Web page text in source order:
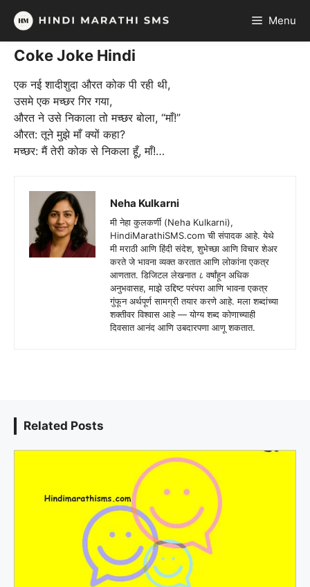
Skip
content
Menu
Coke Joke Hindi
​एक नई शादीशुदा औरत कोक पी रही थी,
उसमे एक मच्छर गिर गया,
औरत ने उसे निकाला तो मच्छर बोला, “माँ!”
औरत: तूने मुझे माँ क्यों कहा?
मच्छर: मैं तेरी कोक से निकला हूँ, माँ!…
Neha Kulkarni
मी नेहा कुलकर्णी (Neha Kulkarni),
HindiMarathiSMS.com ची संपादक आहे. येथे
मी मराठी आणि हिंदी संदेश, शुभेच्छा आणि विचार शेअर
करते जे भावना व्यक्त करतात आणि लोकांना एकत्र
आणतात. डिजिटल लेखनात ८ वर्षांहून अधिक
अनुभवासह, माझे उद्दिष्ट परंपरा आणि भावना एकत्र
गुंफून अर्थपूर्ण सामग्री तयार करणे आहे. मला शब्दांच्या
शक्तीवर विश्वास आहे — योग्य शब्द कोणाच्याही
दिवसात आनंद आणि उबदारपणा आणू शकतात.
Related Posts